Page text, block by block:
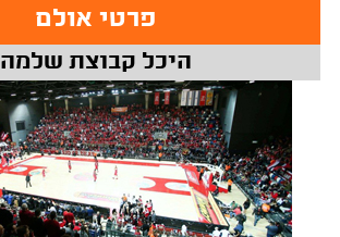
פרטי אולם
היכל קבוצת שלמה